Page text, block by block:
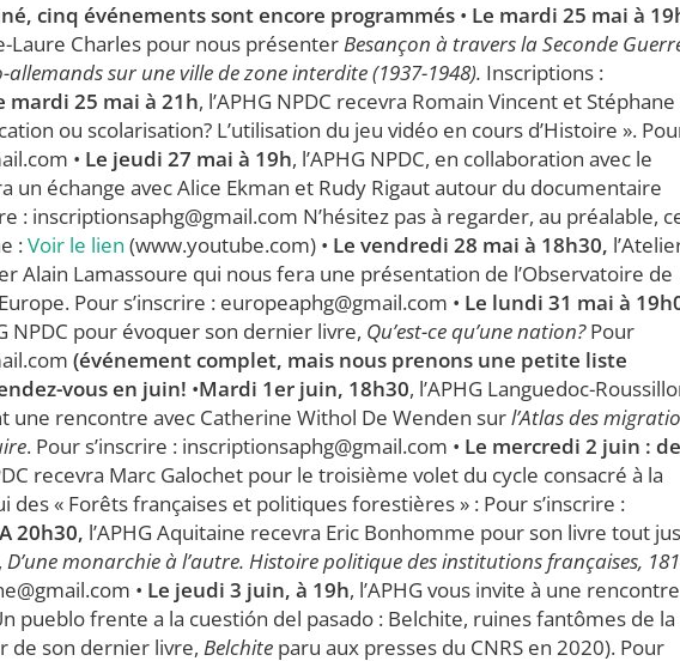
cinq événements sont encore programmés • Le mardi 25 mai à
Laure Charles pour nous présenterBesançon à travers la Seconde
sur une ville de zone interdite (1937-1948). Inscriptions :
mardi 25 mai à 21h, l’APHG NPDC recevra Romain Vincent et Stéphane
ou scolarisation? L’utilisation du jeu vidéo en cours d’Histoire ».
• Le jeudi 27 mai à 19h, l’APHG NPDC, en collaboration avec le
un échange avec Alice Ekman et Rudy Rigaut autour du documentaire
: inscriptionsaphg@gmail.com N’hésitez pas à regarder, au préalable,
:Voir le lien (www.youtube.com) • Le vendredi 28 mai à 18h30,
Alain Lamassoure qui nous fera une présentation de l’Observatoire de
Pour s’inscrire : europeaphg@gmail.com • Le lundi 31 mai à
NPDC pour évoquer son dernier livre, Qu’est-ce qu’une nation?Pour
(événement complet, mais nous prenons une petite liste
vous en juin! •Mardi 1er juin, 18h30, l’APHG Languedoc-
une rencontre avec Catherine Withol De Wenden surl’Atlas des
. Pour s’inscrire : inscriptionsaphg@gmail.com • Le mercredi 2 juin :
recevra Marc Galochet pour le troisième volet du cycle consacré à la
« Forêts françaises et politiques forestières » : Pour s’inscrire :
20h30, l’APHG Aquitaine recevra Eric Bonhomme pour son livre tout
D’une monarchie à l’autre. Histoire politique des institutions françaises,
• Le jeudi 3 juin, à 19h, l’APHG vous invite à une rencontre
pueblo frente a la cuestión del pasado : Belchite, ruines fantômes de la
de son dernier livre, Belchite paru aux presses du CNRS en 2020). Pour